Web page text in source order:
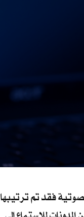
فقد تم ترتيبها